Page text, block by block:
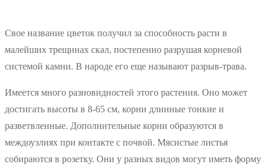
Свое название цветок получил за способность расти в
малейших трещинах скал, постепенно разрушая корневой
системой камни. В народе его еще называют разрыв-трава.
Имеется много разновидностей этого растения. Оно может
достигать высоты в 8-65 см, корни длинные тонкие и
разветвленные. Дополнительные корни образуются в
междоузлиях при контакте с почвой. Мясистые листья
собираются в розетку. Они у разных видов могут иметь форму